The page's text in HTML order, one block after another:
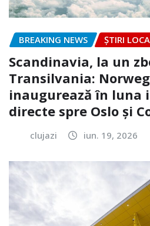
BREAKING NEWS ȘTIRI
Scandinavia, la un
Transilvania:
inaugurează în luna
directe spre Oslo și
clujazi iun. 19, 2026